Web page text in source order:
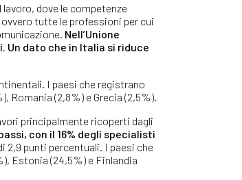
dove le competenze
tutte le professioni per cui
Nell’Unione
Un dato che in Italia si riduce
I paesi che registrano
Romania (2,8%) e Grecia (2,5%).
principalmente ricoperti dagli
con il 16% degli specialisti
2,9 punti percentuali. I paesi che
Estonia (24,5%) e Finlandia